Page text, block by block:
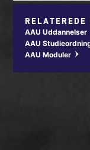
RELATEREDE
AAU Uddannelser
AAU
AAU Moduler w